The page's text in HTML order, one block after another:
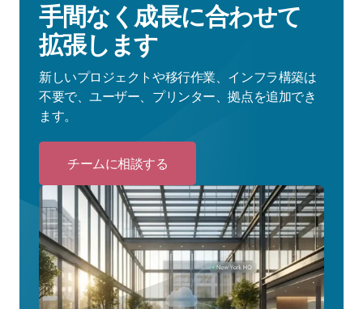
手間なく成長に合わせて
拡張します
新しいプロジェクトや移行作業、インフラ構築は
不要で、ユーザー、プリンター、拠点を追加でき
ます。
チームに相談する
to
チ
ー
ム
に
相
談